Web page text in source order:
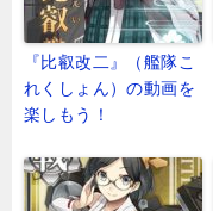
『比叡改二』（艦隊こ
れくしょん）の動画を
楽しもう！